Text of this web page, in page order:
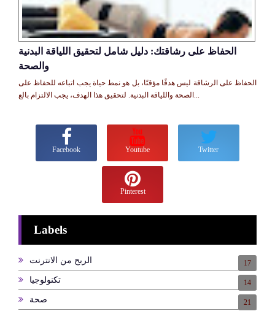
الحفاظ على رشاقتك: دليل شامل لتحقيق اللياقة البدنية
والصحة
الحفاظ على الرشاقة ليس هدفًا مؤقتًا، بل هو نمط حياة يجب اتباعه للحفاظ على
الصحة واللياقة البدنية. لتحقيق هذا الهدف، يجب الالتزام بالع...
Facebook Youtube Twitter
Pinterest
Labels
الربح من الانترنت 17
تكنولوجيا 14
صحة 21